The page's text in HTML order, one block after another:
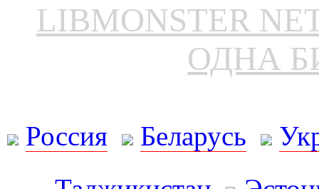
LIBMONSTER
ОДНА
Россия Беларусь